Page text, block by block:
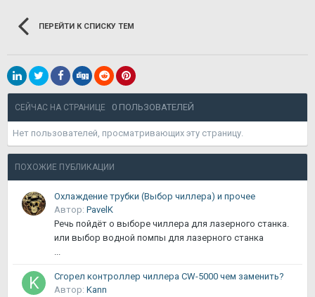
ПЕРЕЙТИ К СПИСКУ ТЕМ
СЕЙЧАС НА СТРАНИЦЕ 0 ПОЛЬЗОВАТЕЛЕЙ
Нет пользователей, просматривающих эту страницу.
ПОХОЖИЕ ПУБЛИКАЦИИ
Охлаждение трубки (Выбор чиллера) и прочее
Автор: PavelK
Речь пойдёт о выборе чиллера для лазерного станка.
или выбор водной помпы для лазерного станка
...
Сгорел контроллер чиллера CW-5000 чем заменить?
Автор: Kann